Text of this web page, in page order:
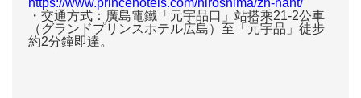
・交通方式：廣島電鐵「元宇品口」站搭乘21-2公車
（グランドプリンスホテル広島）至「元宇品」徒步
約2分鐘即達。